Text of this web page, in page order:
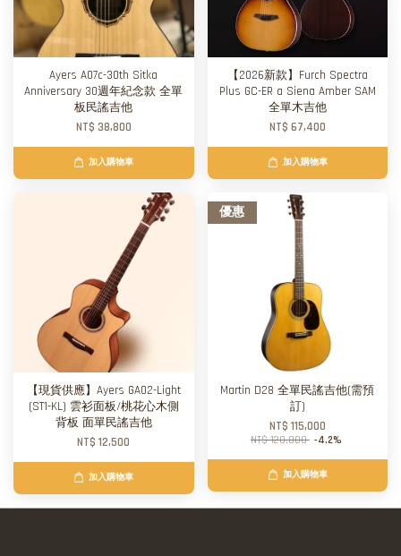
Ayers A07c-30th Sitka
Anniversary 30週年紀念款 全單
板民謠吉他
NT$ 38,800
加入購物車
【2026新款】Furch Spectra
Plus GC-ER a Siena Amber SAM
全單木吉他
NT$ 67,400
加入購物車
【現貨供應】Ayers GA02-Light
(ST1-KL) 雲衫面板/桃花心木側
背板 面單民謠吉他
NT$ 12,500
加入購物車
優惠
Martin D28 全單民謠吉他(需預
訂)
NT$ 115,000
NT$ 120,000 -4.2%
加入購物車